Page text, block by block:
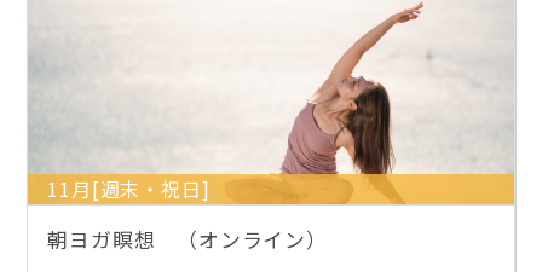
11月[週末・祝日]
朝ヨガ瞑想 （オンライン）